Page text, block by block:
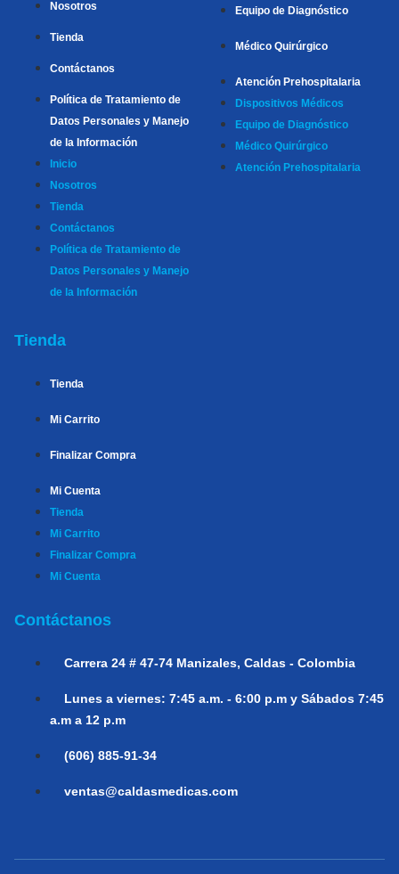
Nosotros
Tienda
Contáctanos
Política de Tratamiento de
Datos Personales y Manejo
de la Información
Inicio
Nosotros
Tienda
Contáctanos
Política de Tratamiento de
Datos Personales y Manejo
de la Información
Equipo de Diagnóstico
Médico Quirúrgico
Atención Prehospitalaria
Dispositivos Médicos
Equipo de Diagnóstico
Médico Quirúrgico
Atención Prehospitalaria
Tienda
Tienda
Mi Carrito
Finalizar Compra
Mi Cuenta
Tienda
Mi Carrito
Finalizar Compra
Mi Cuenta
Contáctanos
Carrera 24 # 47-74 Manizales, Caldas - Colombia
Lunes a viernes: 7:45 a.m. - 6:00 p.m y Sábados 7:45
a.m a 12 p.m
(606) 885-91-34
ventas@caldasmedicas.com